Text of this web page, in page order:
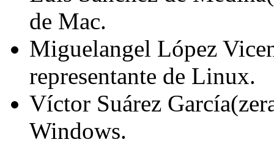
de Mac.
Miguelangel López
representante de Linux.
Víctor Suárez
Windows.